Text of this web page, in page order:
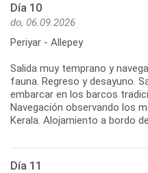
Día 10
do, 06.09.2026
Periyar - Allepey
Salida muy temprano y
fauna. Regreso y desayuno.
embarcar en los barcos
Navegación observando los
Kerala. Alojamiento a bordo
Día 11